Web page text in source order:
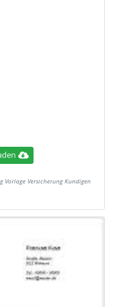
Vorlage Versicherung Kundigen